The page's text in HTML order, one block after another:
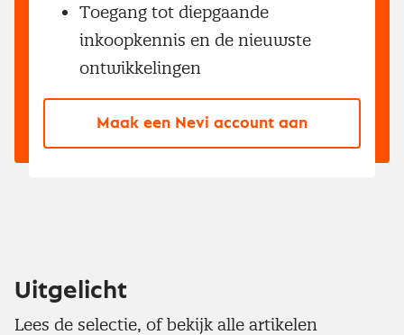
Toegang tot diepgaande
inkoopkennis en de nieuwste
ontwikkelingen
Maak een Nevi account aan
Uitgelicht
Lees de selectie, of bekijk alle artikelen